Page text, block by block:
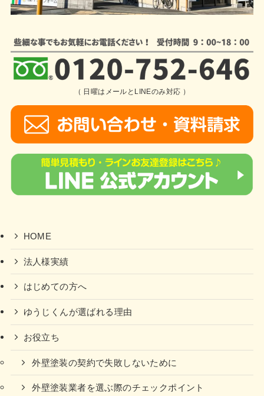
（ 日曜はメールとLINEのみ対応 ）
HOME
法人様実績
はじめての方へ
ゆうじくんが選ばれる理由
お役立ち
外壁塗装の契約で失敗しないために
外壁塗装業者を選ぶ際のチェックポイント